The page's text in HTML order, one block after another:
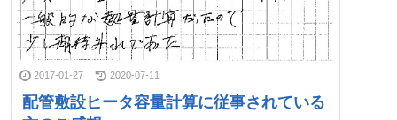
2017-01-27 2020-07-11
配管敷設ヒータ容量計算に従事されている